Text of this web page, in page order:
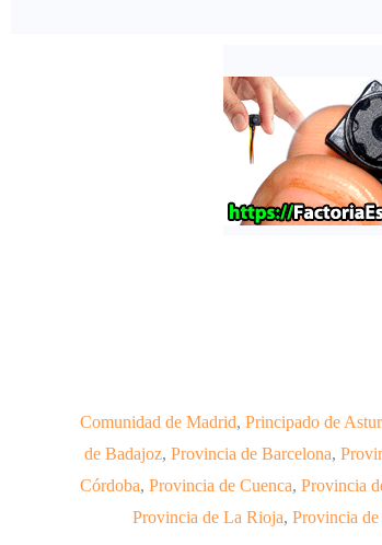
Comunidad de Madrid, Principado de
de Badajoz, Provincia de Barcelona,
Córdoba, Provincia de Cuenca, Provincia
Provincia de La Rioja, Provincia de